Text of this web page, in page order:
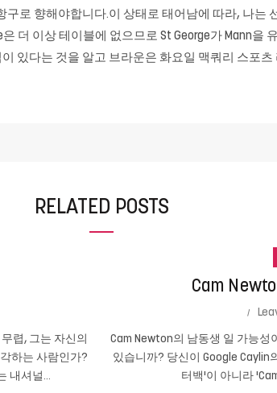
로 향해야합니다.이 상태로 태어남에 따라, 나는
더 이상 테이블에 없으므로 St George가 Mann을
있다는 것을 알고 브라운은 화요일 맥쿼리 스포
RELATED POSTS
렵, 그는 자신의
하는 사람인가?
내셔널...
Cam
Cam Newton의 남동생 일 가능성
있습니까? 당신이 Google Caylin
터백'이 아니라